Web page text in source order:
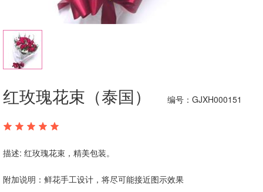
红玫瑰花束（泰国） 编号：GJXH000151
描述: 红玫瑰花束，精美包装。
附加说明：鲜花手工设计，将尽可能接近图示效果